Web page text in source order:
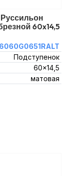
60x14,5
Подступенок
60x14,5
матовая